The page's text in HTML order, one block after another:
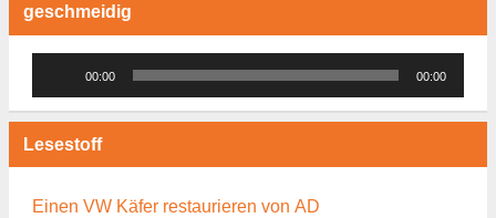
geschmeidig
00:00 00:00
Lesestoff
Einen VW Käfer restaurieren von AD